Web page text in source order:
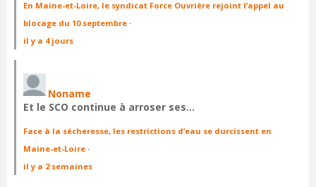
En Maine-et-Loire, le syndicat Force Ouvrière rejoint l’appel au
blocage du 10 septembre ·
il y a 4 jours
Noname
Et le SCO continue à arroser ses…
Face à la sécheresse, les restrictions d’eau se durcissent en
Maine-et-Loire ·
il y a 2 semaines